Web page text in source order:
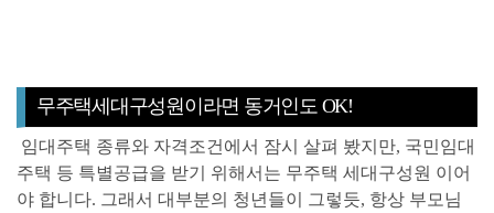
무주택세대구성원이라면 동거인도 OK!
임대주택 종류와 자격조건에서 잠시 살펴 봤지만, 국민임대
주택 등 특별공급을 받기 위해서는 무주택 세대구성원 이어
야 합니다. 그래서 대부분의 청년들이 그렇듯, 항상 부모님